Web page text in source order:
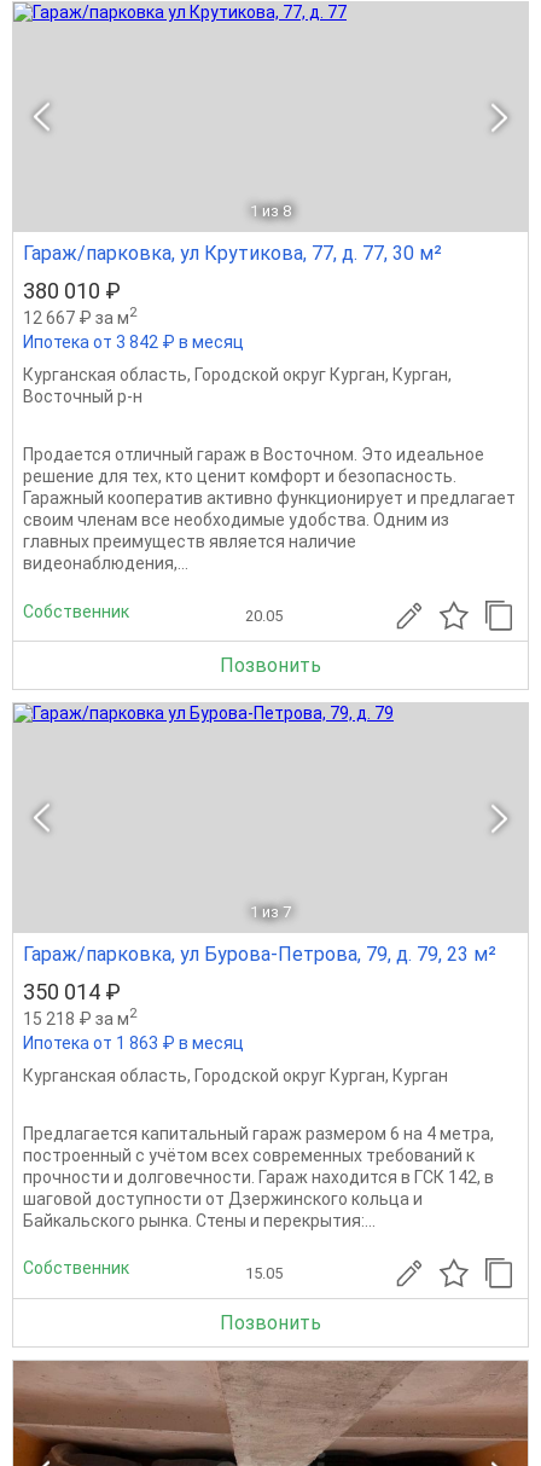
1 из 8
Гараж/парковка, ул Крутикова, 77, д. 77, 30 м²
380 010 ₽
12 667 ₽ за м2
Ипотека от 3 842 ₽ в месяц
Курганская область, Городской округ Курган, Курган,
Восточный р-н
Продается отличный гараж в Восточном. Это идеальное
решение для тех, кто ценит комфорт и безопасность.
Гаражный кооператив активно функционирует и предлагает
своим членам все необходимые удобства. Одним из
главных преимуществ является наличие
видеонаблюдения,...
Собственник 20.05
Позвонить
1 из 7
Гараж/парковка, ул Бурова-Петрова, 79, д. 79, 23 м²
350 014 ₽
15 218 ₽ за м2
Ипотека от 1 863 ₽ в месяц
Курганская область, Городской округ Курган, Курган
Предлагается капитальный гараж размером 6 на 4 метра,
построенный с учётом всех современных требований к
прочности и долговечности. Гараж находится в ГСК 142, в
шаговой доступности от Дзержинского кольца и
Байкальского рынка. Стены и перекрытия:...
Собственник 15.05
Позвонить